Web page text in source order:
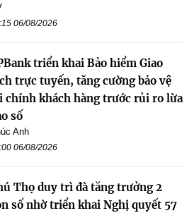
06/08/2026
triển khai Bảo hiểm Giao
trực tuyến, tăng cường bảo vệ
chính khách hàng trước rủi ro lừa
số
Anh
06/08/2026
Thọ duy trì đà tăng trưởng 2
số nhờ triển khai Nghị quyết 57